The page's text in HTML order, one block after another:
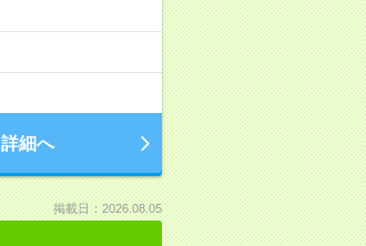
詳細へ
掲載日：2026.08.05